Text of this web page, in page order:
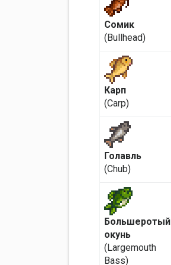
Сомик
(Bullhead)
Карп
(Carp)
Голавль
(Chub)
Большеротый
окунь
(Largemouth
Bass)